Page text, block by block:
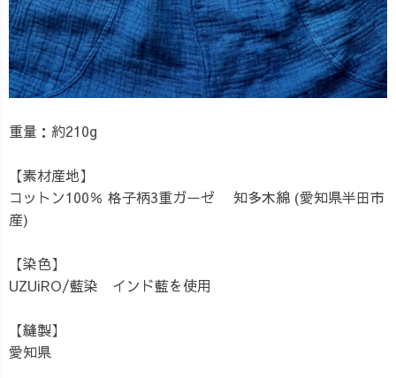
重量：約210g
【素材産地】
コットン100％ 格子柄3重ガーゼ 知多木綿 (愛知県半田市
産)
【染色】
UZUiRO/藍染 インド藍を使用
【縫製】
愛知県